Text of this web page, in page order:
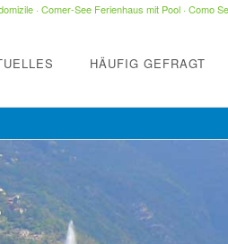
· Comer-See Ferienhaus mit Pool· Como
HÄUFIG GEFRAGT